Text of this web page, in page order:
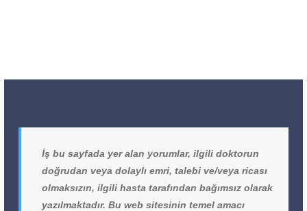
İş bu sayfada yer alan yorumlar, ilgili doktorun
doğrudan veya dolaylı emri, talebi ve/veya ricası
olmaksızın, ilgili hasta tarafından bağımsız olarak
yazılmaktadır. Bu web sitesinin temel amacı